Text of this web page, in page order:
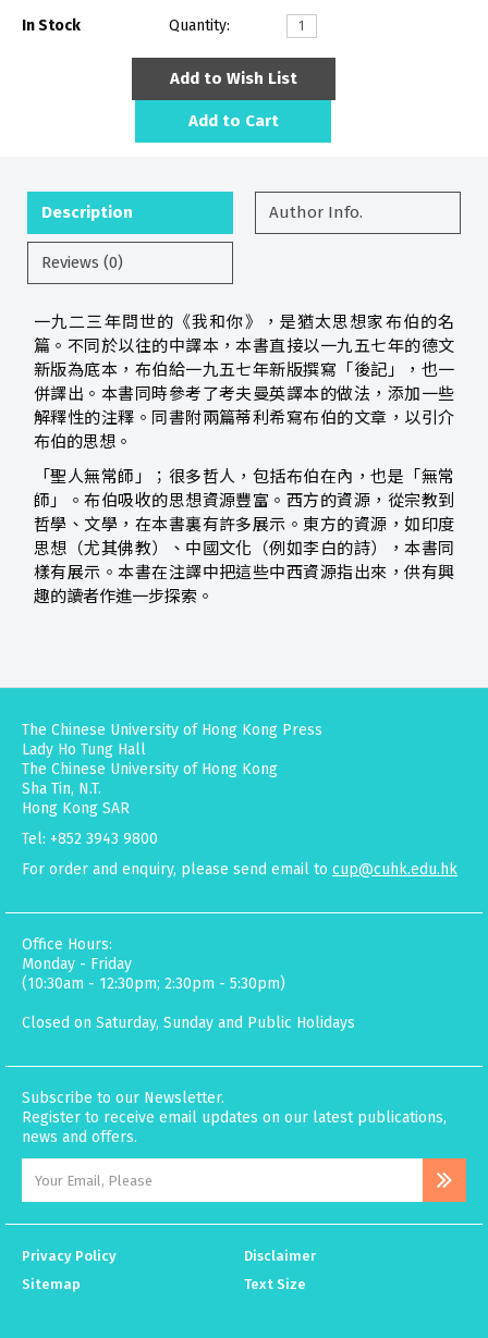
In Stock Quantity:
Add to Wish List
Add to Cart
Description Author Info.
Reviews (0)
一九二三年問世的《我和你》，是猶太思想家布伯的名
篇。不同於以往的中譯本，本書直接以一九五七年的德文
新版為底本，布伯給一九五七年新版撰寫「後記」，也一
併譯出。本書同時參考了考夫曼英譯本的做法，添加一些
解釋性的注釋。同書附兩篇蒂利希寫布伯的文章，以引介
布伯的思想。
「聖人無常師」；很多哲人，包括布伯在內，也是「無常
師」。布伯吸收的思想資源豐富。西方的資源，從宗教到
哲學、文學，在本書裏有許多展示。東方的資源，如印度
思想（尤其佛教）、中國文化（例如李白的詩），本書同
樣有展示。本書在注譯中把這些中西資源指出來，供有興
趣的讀者作進一步探索。
The Chinese University of Hong Kong Press
Lady Ho Tung Hall
The Chinese University of Hong Kong
Sha Tin, N.T.
Hong Kong SAR
Tel: +852 3943 9800
For order and enquiry, please send email to cup@cuhk.edu.hk
Office Hours:
Monday - Friday
(10:30am - 12:30pm; 2:30pm - 5:30pm)
Closed on Saturday, Sunday and Public Holidays
Subscribe to our Newsletter.
Register to receive email updates on our latest publications,
news and offers.
Privacy Policy
Disclaimer
Sitemap
Text Size